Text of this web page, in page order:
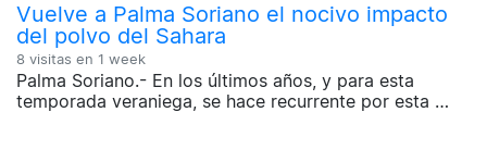
Vuelve a Palma Soriano el nocivo impacto
del polvo del Sahara
8 visitas en 1 week
Palma Soriano.- En los últimos años, y para esta
temporada veraniega, se hace recurrente por esta …